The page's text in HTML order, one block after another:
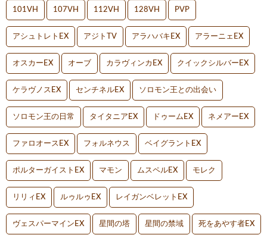
101VH 107VH 112VH 128VH PVP
アシュトレトEX アジトTV アラハバキEX アラーニェEX
オスカーEX オーブ カラヴィンカEX クイックシルバーEX
ケラヴノスEX センチネルEX ソロモン王との出会い
ソロモン王の日常 タイタニアEX ドゥームEX ネメアーEX
ファロオースEX フォルネウス ベイグラントEX
ポルターガイストEX マモン ムスペルEX モレク
リリィEX ルゥルゥEX レイガンベレットEX
ヴェスパーマインEX 星間の塔 星間の禁域 死をあやす者EX